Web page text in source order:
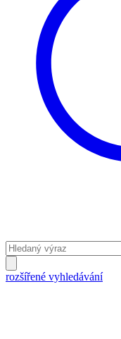
rozšířené vyhledávání